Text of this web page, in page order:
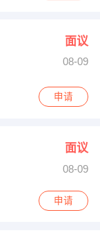
面议
08-09
申请
面议
08-09
申请